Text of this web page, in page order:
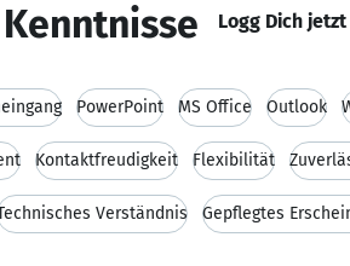
Logg Dich
PowerPoint MS Office Outlook
Kontaktfreudigkeit Flexibilität
Verständnis Gepflegtes